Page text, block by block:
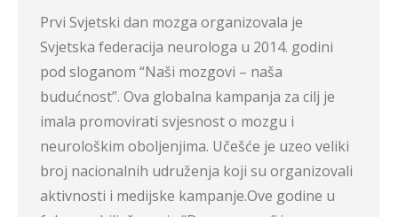
Prvi Svjetski dan mozga organizovala je
Svjetska federacija neurologa u 2014. godini
pod sloganom “Naši mozgovi – naša
budućnost”. Ova globalna kampanja za cilj je
imala promovirati svjesnost o mozgu i
neurološkim oboljenjima. Učešće je uzeo veliki
broj nacionalnih udruženja koji su organizovali
aktivnosti i medijske kampanje.Ove godine u